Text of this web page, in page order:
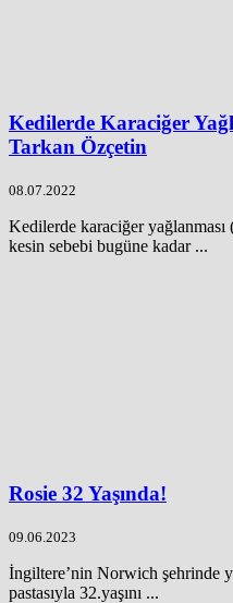
Kedilerde Karaciğer
Tarkan Özçetin
08.07.2022
Kedilerde karaciğer
kesin sebebi bugüne kadar ...
Rosie 32 Yaşında!
09.06.2023
İngiltere’nin Norwich şehrinde
pastasıyla 32.yaşını ...